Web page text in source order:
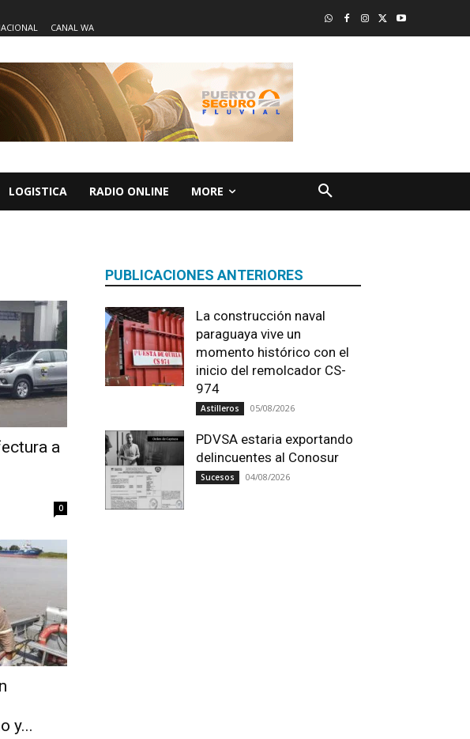
CANAL WA
LOGISTICA RADIO ONLINE MORE
a
0
y...
PUBLICACIONES ANTERIORES
La construcción naval
paraguaya vive un
momento histórico con el
inicio del remolcador CS-
974
Astilleros 05/08/2026
PDVSA estaria exportando
delincuentes al Conosur
Sucesos 04/08/2026